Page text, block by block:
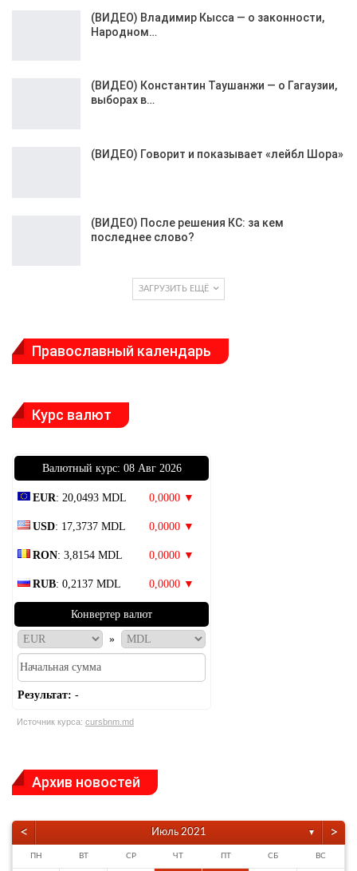
(ВИДЕО) Владимир Кысса — о законности,
Народном…
(ВИДЕО) Константин Таушанжи — о Гагаузии,
выборах в…
(ВИДЕО) Говорит и показывает «лейбл Шора»
(ВИДЕО) После решения КС: за кем
последнее слово?
ЗАГРУЗИТЬ ЕЩЁ
Православный календарь
Курс валют
Bалютный курс: 08 Авг 2026
EUR: 20,0493 MDL 0,0000 ▼
USD: 17,3737 MDL 0,0000 ▼
RON: 3,8154 MDL 0,0000 ▼
RUB: 0,2137 MDL 0,0000 ▼
Конвертер валют
»
Результат: -
Источник курса: cursbnm.md
Архив новостей
< Июль 2021 ▼ >
ПН ВТ СР ЧТ ПТ СБ ВС